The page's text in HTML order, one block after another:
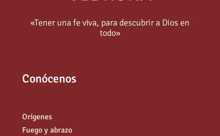
«Tener una fe viva, para descubrir a Dios en
todo»
Conócenos
Orígenes
Fuego y abrazo